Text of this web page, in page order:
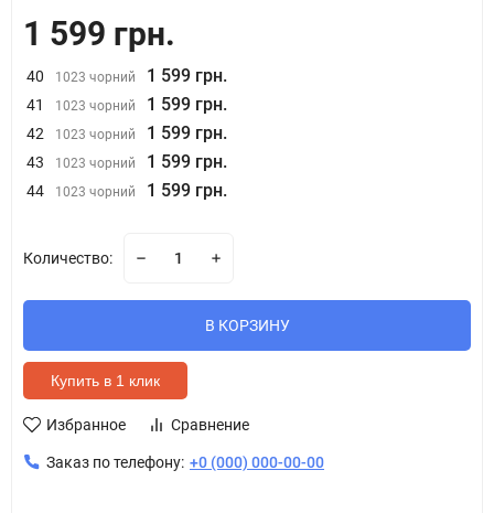
1 599 грн.
40 1023 чорний 1 599 грн.
41 1023 чорний 1 599 грн.
42 1023 чорний 1 599 грн.
43 1023 чорний 1 599 грн.
44 1023 чорний 1 599 грн.
Количество:
В КОРЗИНУ
Купить в 1 клик
Избранное Сравнение
Заказ по телефону: +0 (000) 000-00-00